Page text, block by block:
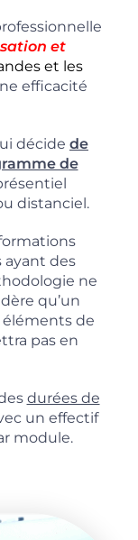
et
et les
efficacité
décide de
de
distanciel.
ayant des
ne
qu’un
éléments de
pas en
durées de
un effectif
module.